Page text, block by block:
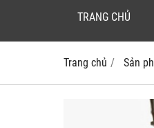
TRANG CHỦ
Trang chủ Sản